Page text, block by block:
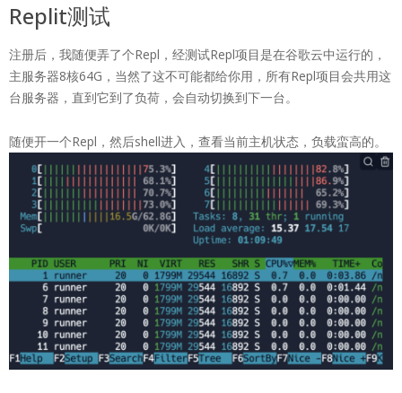
Replit测试
注册后，我随便弄了个Repl，经测试Repl项目是在谷歌云中运行的，
主服务器8核64G，当然了这不可能都给你用，所有Repl项目会共用这
台服务器，直到它到了负荷，会自动切换到下一台。
随便开一个Repl，然后shell进入，查看当前主机状态，负载蛮高的。